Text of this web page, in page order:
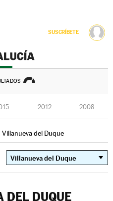
SUSCRÍBETE
2012 2008
Villanueva del Duque
DEL DUQUE